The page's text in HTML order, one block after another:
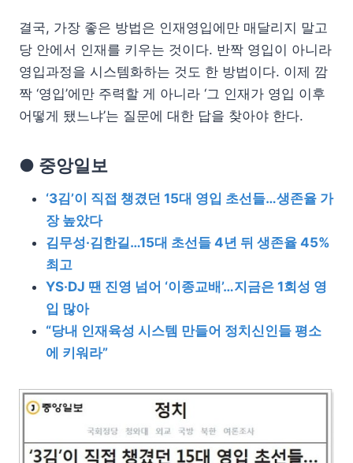
결국, 가장 좋은 방법은 인재영입에만 매달리지 말고
당 안에서 인재를 키우는 것이다. 반짝 영입이 아니라
영입과정을 시스템화하는 것도 한 방법이다. 이제 깜
짝 ‘영입’에만 주력할 게 아니라 ‘그 인재가 영입 이후
어떻게 됐느냐’는 질문에 대한 답을 찾아야 한다.
● 중앙일보
‘3김’이 직접 챙겼던 15대 영입 초선들…생존율 가
장 높았다
김무성·김한길…15대 초선들 4년 뒤 생존율 45%
최고
YS·DJ 땐 진영 넘어 ‘이종교배’…지금은 1회성 영
입 많아
“당내 인재육성 시스템 만들어 정치신인들 평소
에 키워라”